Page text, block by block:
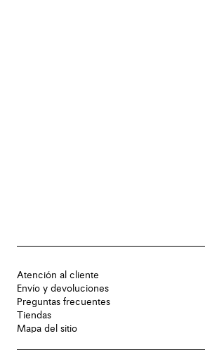
Atención al cliente
Envío y devoluciones
Preguntas frecuentes
Tiendas
Mapa del sitio